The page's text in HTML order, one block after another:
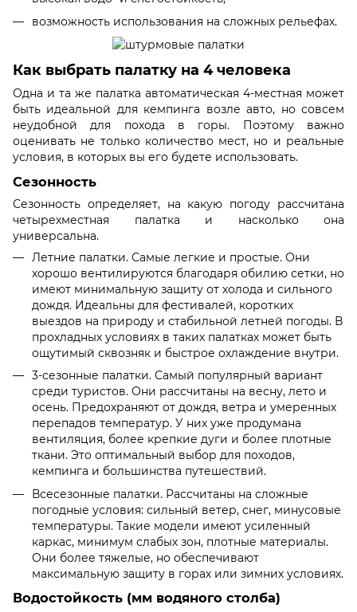
возможность использования на сложных рельефах.
Как выбрать палатку на 4 человека
Одна и та же палатка автоматическая 4-местная может
быть идеальной для кемпинга возле авто, но совсем
неудобной для похода в горы. Поэтому важно
оценивать не только количество мест, но и реальные
условия, в которых вы его будете использовать.
Сезонность
Сезонность определяет, на какую погоду рассчитана
четырехместная палатка и насколько она
универсальна.
Летние палатки. Самые легкие и простые. Они
хорошо вентилируются благодаря обилию сетки, но
имеют минимальную защиту от холода и сильного
дождя. Идеальны для фестивалей, коротких
выездов на природу и стабильной летней погоды. В
прохладных условиях в таких палатках может быть
ощутимый сквозняк и быстрое охлаждение внутри.
3-сезонные палатки. Самый популярный вариант
среди туристов. Они рассчитаны на весну, лето и
осень. Предохраняют от дождя, ветра и умеренных
перепадов температур. У них уже продумана
вентиляция, более крепкие дуги и более плотные
ткани. Это оптимальный выбор для походов,
кемпинга и большинства путешествий.
Всесезонные палатки. Рассчитаны на сложные
погодные условия: сильный ветер, снег, минусовые
температуры. Такие модели имеют усиленный
каркас, минимум слабых зон, плотные материалы.
Они более тяжелые, но обеспечивают
максимальную защиту в горах или зимних условиях.
Водостойкость (мм водяного столба)